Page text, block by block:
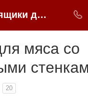
Купить ящики для мяса со сплошными стенками в Москве недорого | 0FFER
мяса со
20